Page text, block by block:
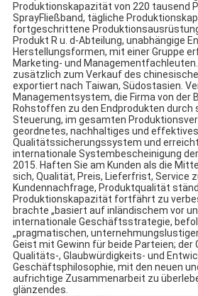
Produktionskapazität von 220 tausend
SprayFließband, tägliche
fortgeschrittene
Produkt R u. d-Abteilung, unabhängige
Herstellungsformen, mit einer Gruppe
Marketing- und
zusätzlich zum Verkauf des
exportiert nach Taiwan, Südostasien.
Managementsystem, die Firma von der
Rohstoffen zu den Endprodukten durch
Steuerung, im gesamten
geordnetes, nachhaltiges und effektives
Qualitätssicherungssystem und
internationale Systembescheinigung
2015. Haften Sie am Kunden als die
sich, Qualität, Preis, Lieferfrist, Service
Kundennachfrage, Produktqualität
Produktionskapazität fortfährt zu
brachte „basiert auf inländischem vor
internationale Geschäftsstrategie,
„pragmatischen,
Geist mit Gewinn für beide Parteien; der
Qualitäts-, Glaubwürdigkeits- und
Geschäftsphilosophie, mit den neuen
aufrichtige Zusammenarbeit zu
glänzendes.